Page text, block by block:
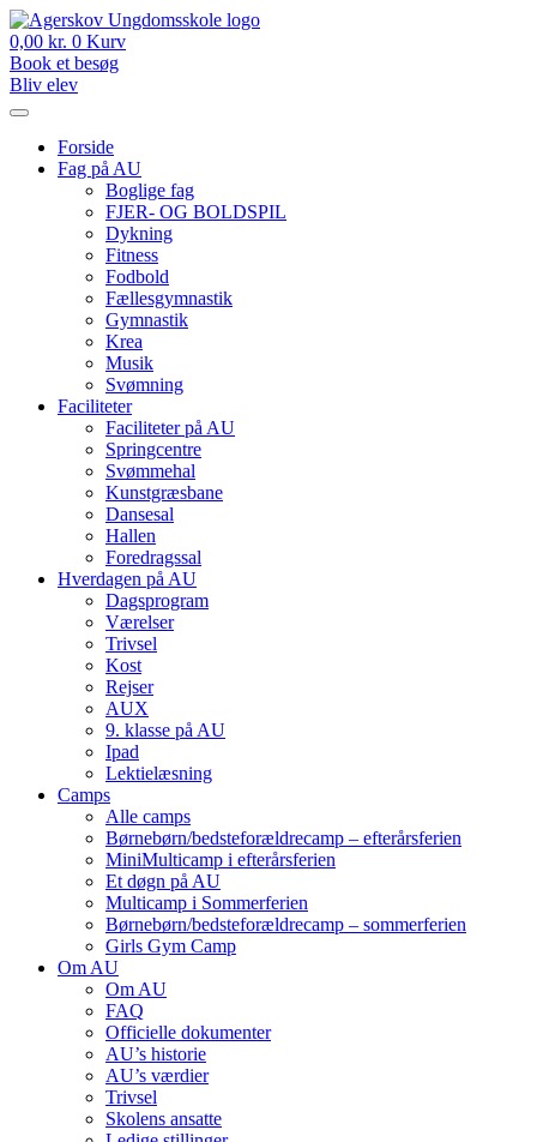
Videre
til
indhold
0,00 kr. 0 Kurv
Book et besøg
Bliv elev
Forside
Fag på AU
Boglige fag
FJER- OG BOLDSPIL
Dykning
Fitness
Fodbold
Fællesgymnastik
Gymnastik
Krea
Musik
Svømning
Faciliteter
Faciliteter på AU
Springcentre
Svømmehal
Kunstgræsbane
Dansesal
Hallen
Foredragssal
Hverdagen på AU
Dagsprogram
Værelser
Trivsel
Kost
Rejser
AUX
9. klasse på AU
Ipad
Lektielæsning
Camps
Alle camps
Børnebørn/bedste­forældre­camp – efterårsferien
MiniMulti­camp i efterårsferien
Et døgn på AU
Multi­camp i Sommerferien
Børnebørn/bedste­forældre­camp – sommerferien
Girls Gym Camp
Om AU
Om AU
FAQ
Officielle dokumenter
AU’s historie
AU’s værdier
Trivsel
Skolens ansatte